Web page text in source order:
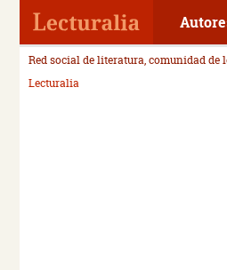
Red social de literatura, comunidad
Lecturalia